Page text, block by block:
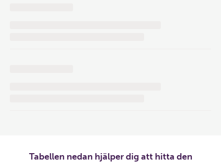
Tabellen nedan hjälper dig att hitta den